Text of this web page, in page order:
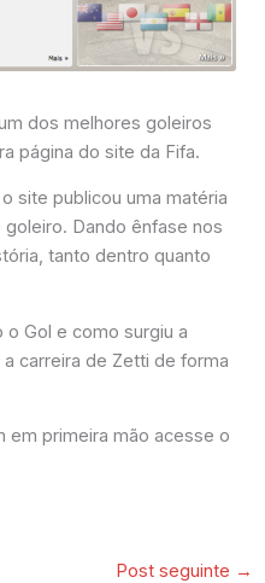
dos melhores goleiros
página do site da Fifa.
site publicou uma matéria
Dando ênfase nos
tanto dentro quanto
o Gol e como surgiu a
carreira de Zetti de forma
em primeira mão acesse o
Post seguinte →